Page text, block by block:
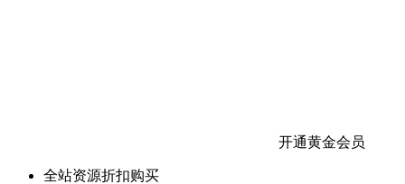
开通黄金会员
全站资源折扣购买